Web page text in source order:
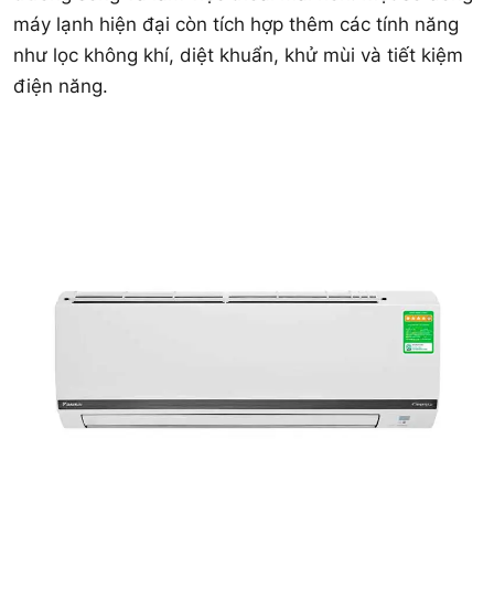
máy lạnh hiện đại còn tích hợp thêm các tính năng
như lọc không khí, diệt khuẩn, khử mùi và tiết kiệm
điện năng.